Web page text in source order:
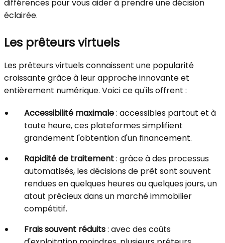
différences pour vous aider à prendre une décision
éclairée.
Les prêteurs virtuels
Les prêteurs virtuels connaissent une popularité
croissante grâce à leur approche innovante et
entièrement numérique. Voici ce qu'ils offrent :
Accessibilité maximale: accessibles partout et à
toute heure, ces plateformes simplifient
grandement l'obtention d'un financement.
Rapidité de traitement: grâce à des processus
automatisés, les décisions de prêt sont souvent
rendues en quelques heures ou quelques jours, un
atout précieux dans un marché immobilier
compétitif.
Frais souvent réduits: avec des coûts